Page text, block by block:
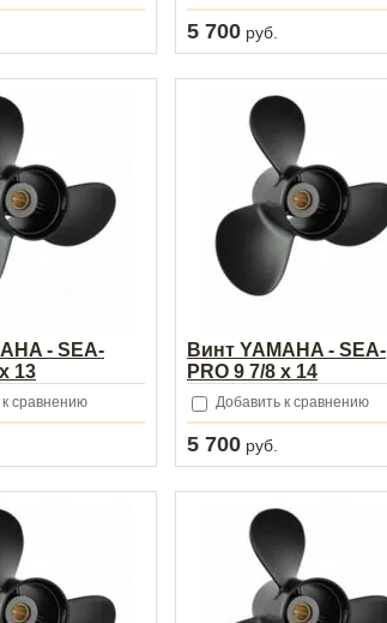
5 700 руб.
- SEA-
13
сравнению
Винт YAMAHA - SEA-
PRO 9 7/8 х 14
Добавить к сравнению
5 700 руб.